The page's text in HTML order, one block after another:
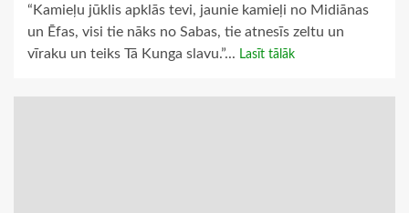
“Kamieļu jūklis apklās tevi, jaunie kamieļi no Midiānas
un Ēfas, visi tie nāks no Sabas, tie atnesīs zeltu un
vīraku un teiks Tā Kunga slavu.”... Lasīt tālāk